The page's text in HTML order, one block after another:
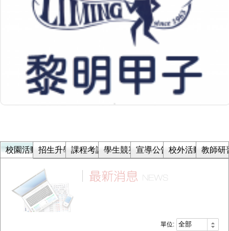
校園活動 招生升學 課程考試 學生競賽宣導公告校外活動教師研
單位: